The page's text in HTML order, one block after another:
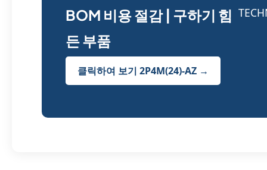
BOM 비용 절감 | 구하기 힘
든 부품
클릭하여 보기 2P4M(24)-AZ →